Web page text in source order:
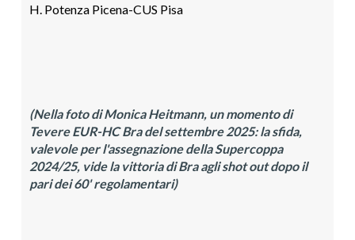
H. Potenza Picena-CUS Pisa
(Nella foto di Monica Heitmann, un momento di
Tevere EUR-HC Bra del settembre 2025: la sfida,
valevole per l'assegnazione della Supercoppa
2024/25, vide la vittoria di Bra agli shot out dopo il
pari dei 60' regolamentari)